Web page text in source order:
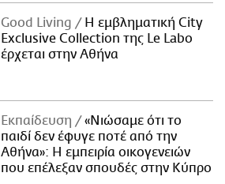
Good Living
Η εμβληματική City
Exclusive Collection της Le Labo
έρχεται στην Αθήνα
Εκπαίδευση
«Νιώσαμε ότι το
παιδί δεν έφυγε ποτέ από την
Αθήνα»: Η εμπειρία οικογενειών
που επέλεξαν σπουδές στην Κύπρο